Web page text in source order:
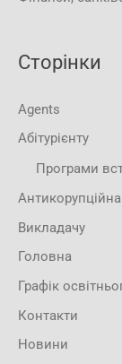
Сторінки
Agents
Абітурієнту
Програми
Викладачу
Головна
Графік
Контакти
Новини